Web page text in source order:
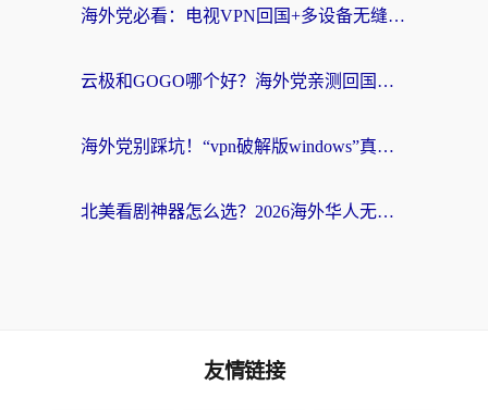
海外党必看：电视VPN回国+多设备无缝访问国内资源的实用指南
云极和GOGO哪个好？海外党亲测回国加速器选择指南（附iOS免费&Windows VPN实用技巧）
海外党别踩坑！“vpn破解版windows”真的能用？教你选对回国加速器无缝刷国内资源
北美看剧神器怎么选？2026海外华人无缝访问国内资源全攻略
友情链接